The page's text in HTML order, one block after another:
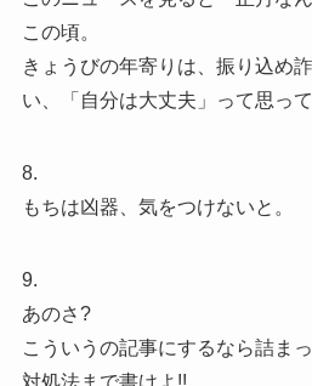
この頃。
きょうびの年寄りは、振り込め
い、「自分は大丈夫」って思っ
8.
もちは凶器、気をつけないと。
9.
あのさ?
こういうの記事にするなら詰ま
対処法まで書けよ!!